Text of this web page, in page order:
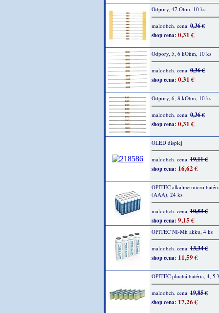
Odpory, 47 Ohm, 10 ks
maloobch. cena:0,36 €
shop cena: 0,31 €
Odpory, 5, 6 kOhm, 10 ks
maloobch. cena:0,36 €
shop cena: 0,31 €
Odpory, 6, 8 kOhm, 10 ks
maloobch. cena:0,36 €
shop cena: 0,31 €
OLED displej
maloobch. cena:19,11 €
shop cena: 16,62 €
OPITEC alkaline micro
(AAA), 24 ks
maloobch. cena:10,53 €
shop cena: 9,15 €
OPITEC NI-Mh akku, 4 ks
maloobch. cena:13,34 €
shop cena: 11,59 €
OPITEC plochá batéria, 4, 5
maloobch. cena:19,85 €
shop cena: 17,26 €